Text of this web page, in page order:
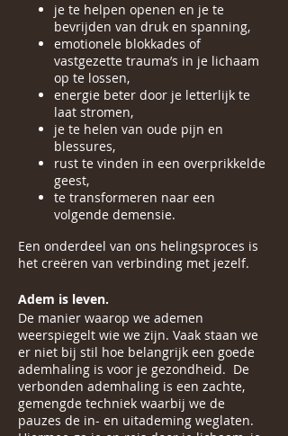
je te helpen openen en je te
bevrijden van druk en spanning,
emotionele blokkades of
vastgezette trauma’s in je lichaam
op te lossen,
energie beter door je letterlijk te
laat stromen,
je te helen van oude pijn en
blessures,
rust te vinden in een overprikkelde
geest,
te transformeren naar een
volgende demensie.
Een onderdeel van ons helingsproces is
het creëren van verbinding met jezelf.
Adem is leven.
De manier waarop we ademen
weerspiegelt wie we zijn. Vaak staan we
er niet bij stil hoe belangrijk een goede
ademhaling is voor je gezondheid. De
verbonden ademhaling is een zachte,
gemengde techniek waarbij we de
pauzes de in- en uitademing weglaten.